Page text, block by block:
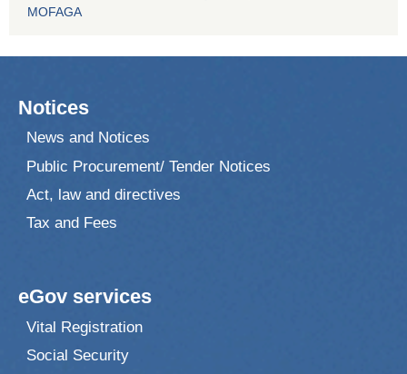
MOFAGA
Notices
News and Notices
Public Procurement/ Tender Notices
Act, law and directives
Tax and Fees
eGov services
Vital Registration
Social Security